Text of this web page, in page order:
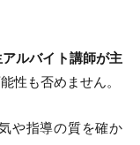
ルバイト講師が主
性も否めません。
や指導の質を確か